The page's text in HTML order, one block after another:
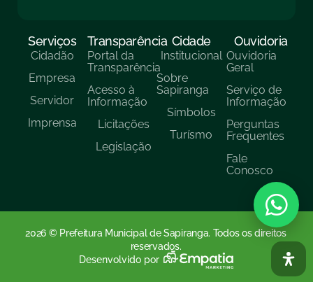
Serviços
Cidadão
Empresa
Servidor
Imprensa
Transparência
Portal da
Transparência
Acesso à
Informação
Licitações
Legislação
Cidade
Institucional
Sobre
Sapiranga
Símbolos
Turísmo
Ouvidoria
Ouvidoria
Geral
Serviço de
Informação
Perguntas
Frequentes
Fale
Conosco
2026 © Prefeitura Municipal de Sapiranga. Todos os direitos
reservados.
Desenvolvido por